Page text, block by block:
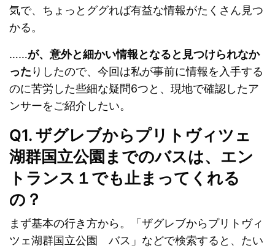
気で、ちょっとググれば有益な情報がたくさん見つ
かる。
……が、意外と細かい情報となると見つけられなか
った りしたので、今回は私が事前に情報を入手する
のに苦労した些細な疑問6つと、現地で確認したア
ンサーをご紹介したい。
Q1. ザグレブからプリトヴィツェ
湖群国立公園までのバスは、エン
トランス１でも止まってくれる
の？
まず基本の行き方から。「ザグレブからプリトヴィ
ツェ湖群国立公園 バス」などで検索すると、たい